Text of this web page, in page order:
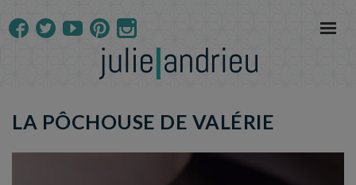
LA PÔCHOUSE DE VALÉRIE